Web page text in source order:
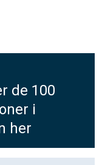
de 100
i
her